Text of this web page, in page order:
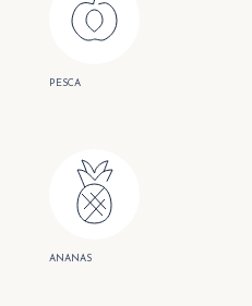
PESCA
ANANAS